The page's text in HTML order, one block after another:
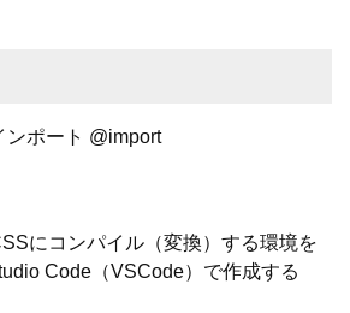
ンポート @import
にコンパイル（変換）する環境を
Code（VSCode）で作成する